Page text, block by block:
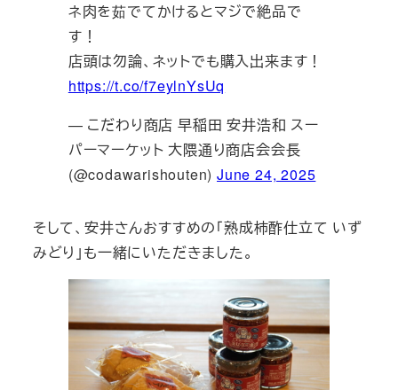
ネ肉を茹でてかけるとマジで絶品で
す！
店頭は勿論、ネットでも購入出来ます！
https://t.co/f7eylnYsUq
— こだわり商店 早稲田 安井浩和 スー
パーマーケット 大隈通り商店会会長
(@codawarishouten) June 24, 2025
そして、安井さんおすすめの「熟成柿酢仕立て いず
みどり」も一緒にいただきました。